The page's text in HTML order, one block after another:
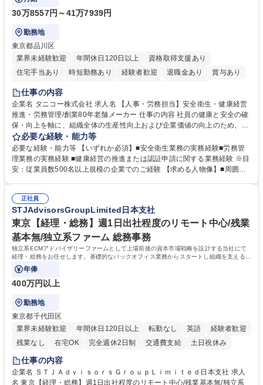
30万8557円～41万7939円
勤務地
東京都品川区
業界未経験歓迎
年間休日120日以上
資格取得支援あり
住宅手当あり
時短勤務あり 経験者歓迎 退職金あり
賞与あり
完全週休2日制
寮・社宅あり
仕事の内容
企業名 タニコー株式会社 求人名 【人事・労務担当】安全衛生・健康経営
推進・労務管理/創業80年老舗メーカー 仕事の内容 社員の健康と安全の確
保・向上を軸に、組織全体の生産性向上および企業価値の向上のため、経
営層と密接に連携しながら、定型業務にとどまらず、制度設計や施策立案
などの上流工程から関与していただきます。 【主な業務内容】■安全衛生
業務（ストレスチェック、健康診断の運用、産業医との連携 など）■健康
経営認証取得に向けた企画・推進■労務管理（労働時間の分析、労働環境
を底上げすべく、ともにご活躍いただける方の増員募集となります。 募集
職種 【人事・労務担当】安全衛生・健康経営推進・労務管理/創業80年老
舗メーカー
必要な経験・能力等
必要な経験・能力等 【いずれか必須】■安全衛生業務の実務経験■労務管
理業務の実務経験 ■健康経営の推進または認証申請に関する業務経験 ※目
安：従業員数500名以上規模の企業でのご経験 【求める人物像】■周囲
部門と連携しながら業務を推進できる方■Excelや労務管理システムの実務
使用経験をお持ちの方 学歴・資格 学歴：大学院 大学 高専 短大 専修学校
高校 語学力： 資格：
正社員
STJAdvisorsGroupLimited日本支社
東京【経理・総務】週1日出社程度のリモート中心/残業
基本無/独立系ファーム 総務事務
独立系ECMアドバイザリーファームとして上場前後の資本市場戦略を設計する当社にて
経理・総務をお任せします。基礎的なバックオフィス業務からスタートし組織を支える専
任担当として広く活躍できる環境です。
年俸
400万円以上
勤務地
東京都千代田区
業界未経験歓迎
年間休日120日以上 転勤なし 英語
経験者歓迎
残業なし
在宅OK 完全週休2日制 交通費支給 土日祝休み
仕事の内容
企業名 ＳＴＪＡｄｖｉｓｏｒｓＧｒｏｕｐＬｉｍｉｔｅｄ日本支社 求人
名 東京【経理・総務】週1日出社程度のリモート中心/残業基本無/独立系